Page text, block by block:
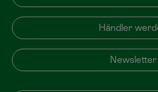
Händler
Newsletter